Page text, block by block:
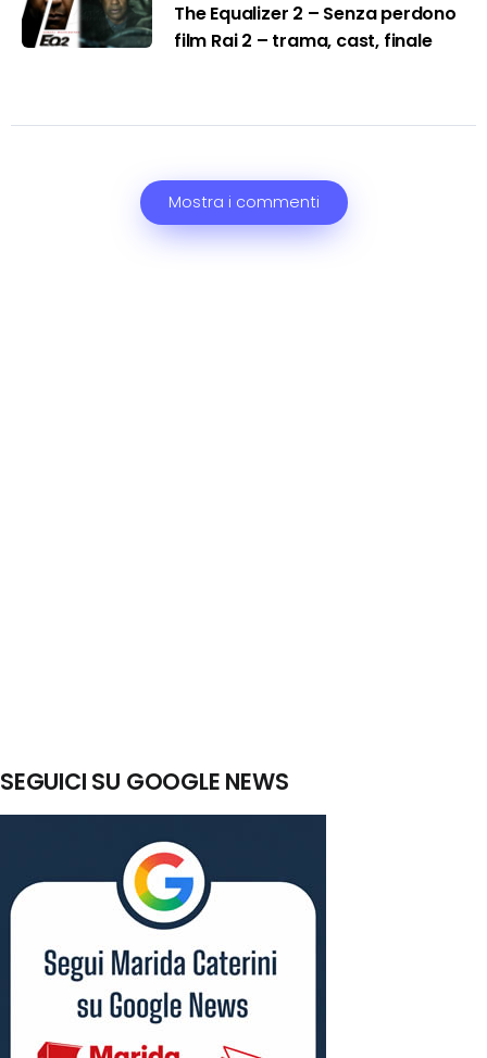
The Equalizer 2 – Senza perdono
film Rai 2 – trama, cast, finale
Mostra i commenti
SEGUICI SU GOOGLE NEWS